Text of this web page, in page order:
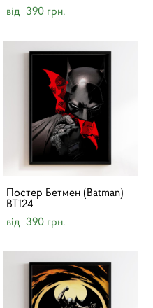
від 390 грн.
Постер Бетмен (Batman)
BT124
від 390 грн.